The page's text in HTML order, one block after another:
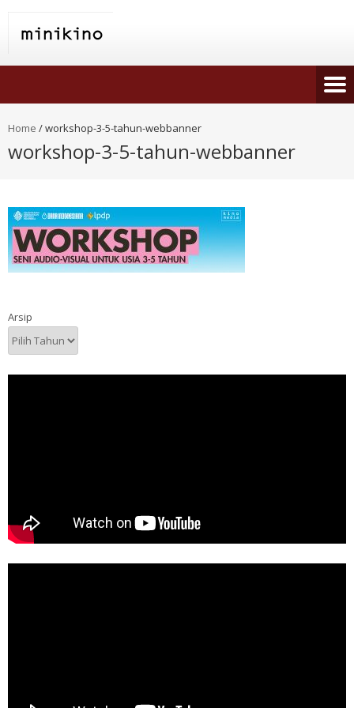
Home /workshop-3-5-tahun-webbanner
workshop-3-5-tahun-webbanner
Arsip